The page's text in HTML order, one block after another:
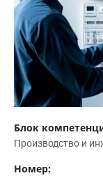
Блок
Производство и